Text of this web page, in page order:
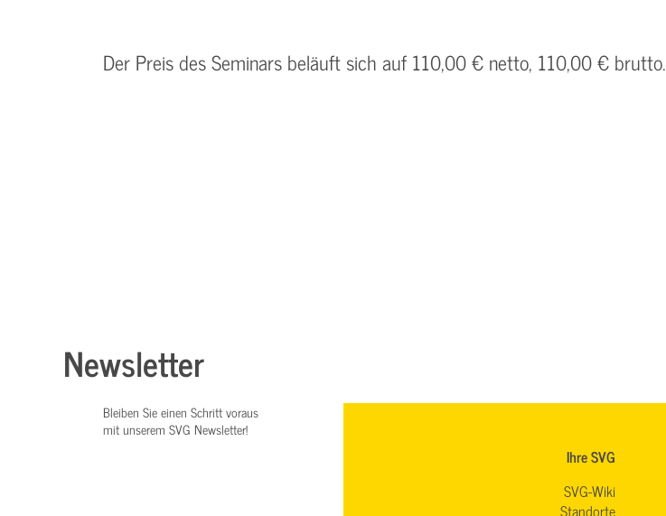
Der Preis des Seminars beläuft sich auf 110,00 € netto, 110,00 € brutto.
Newsletter
Bleiben Sie einen Schritt voraus
mit unserem SVG Newsletter!
Ihre SVG
SVG-Wiki
Standorte